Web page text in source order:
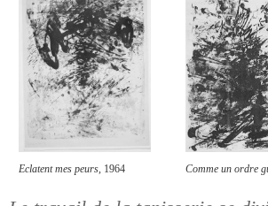
Eclatent mes peurs, 1964 Comme un ordre